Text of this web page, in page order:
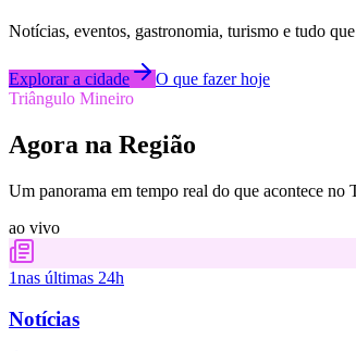
Notícias, eventos, gastronomia, turismo e tudo
Explorar a cidade
O que fazer hoje
Triângulo Mineiro
Agora na Região
Um panorama em tempo real do que acontece
ao vivo
1nas últimas 24h
Notícias